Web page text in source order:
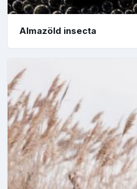
Almazöld insecta